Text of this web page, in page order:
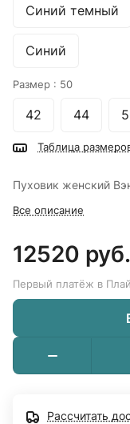
Синий темный
Синий
Размер : 50
42 44
Таблица
Пуховик женский
Все описание
12520 руб.
Первый платёж в
Рассчитать